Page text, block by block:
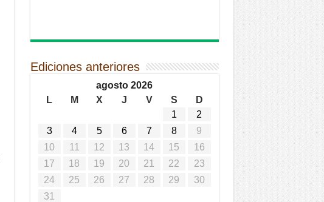
Ediciones anteriores
agosto 2026
L
M X J V S
D
1
2
3
4 5 6 7 8
9
10
11 12 13 14 15
16
17
18 19 20 21 22
23
24
25 26 27 28 29
30
31